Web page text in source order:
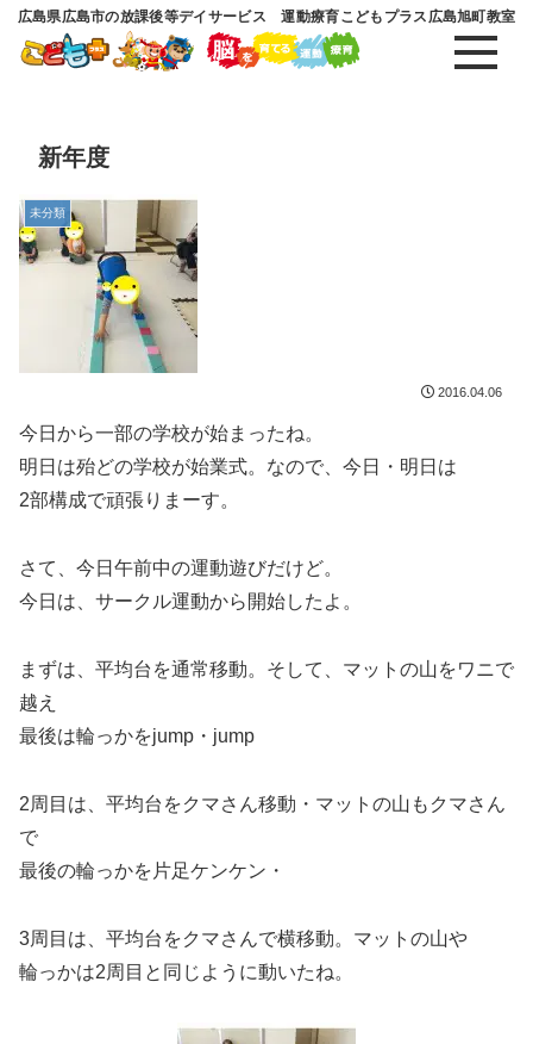
広島県広島市の放課後等デイサービス 運動療育こどもプラス広島旭町教室
新年度
未分類
2016.04.06
今日から一部の学校が始まったね。
明日は殆どの学校が始業式。なので、今日・明日は
2部構成で頑張りまーす。
さて、今日午前中の運動遊びだけど。
今日は、サークル運動から開始したよ。
まずは、平均台を通常移動。そして、マットの山をワニで
越え
最後は輪っかをjump・jump
2周目は、平均台をクマさん移動・マットの山もクマさん
で
最後の輪っかを片足ケンケン・
3周目は、平均台をクマさんで横移動。マットの山や
輪っかは2周目と同じように動いたね。